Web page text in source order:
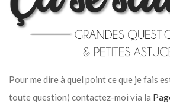
Pour me dire à quel point ce que je fais
toute question) contactez-moi via la